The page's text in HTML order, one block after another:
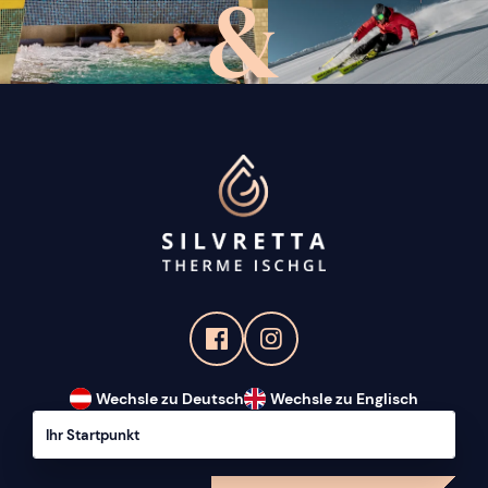
&
Wechsle zu Deutsch Wechsle zu Englisch
Ihr Startpunkt